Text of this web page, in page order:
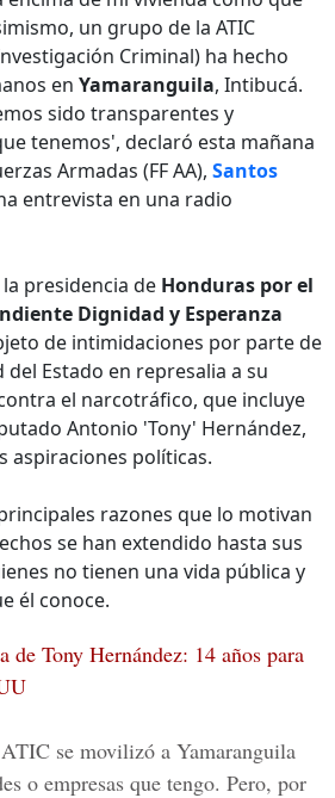
un grupo de la ATIC
Criminal) ha hecho
en Yamaranguila, Intibucá.
sido transparentes y
tenemos', declaró esta mañana
Armadas (FF AA), Santos
entrevista en una radio
presidencia de Honduras por el
Dignidad y Esperanza
de intimidaciones por parte de
Estado en represalia a su
el narcotráfico, que incluye
Antonio 'Tony' Hernández,
aspiraciones políticas.
razones que lo motivan
se han extendido hasta sus
no tienen una vida pública y
él conoce.
de Tony Hernández: 14 años para
se movilizó a Yamaranguila
o empresas que tengo. Pero, por